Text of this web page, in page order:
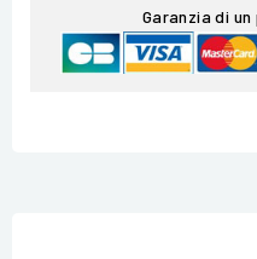
Garanzia di